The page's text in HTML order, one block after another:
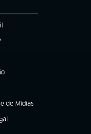
aba)
aba)
aba)
de Mídias